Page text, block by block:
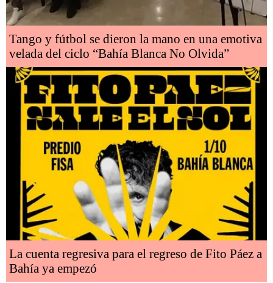
Tango y fútbol se dieron la mano en una emotiva
velada del ciclo “Bahía Blanca No Olvida”
La cuenta regresiva para el regreso de Fito Páez a
Bahía ya empezó